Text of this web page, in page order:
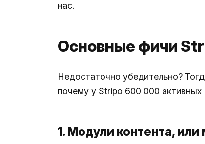
нас.
Основные фичи
Недостаточно убедительно?
почему у Stripo 600 000 активных
1. Модули контента,